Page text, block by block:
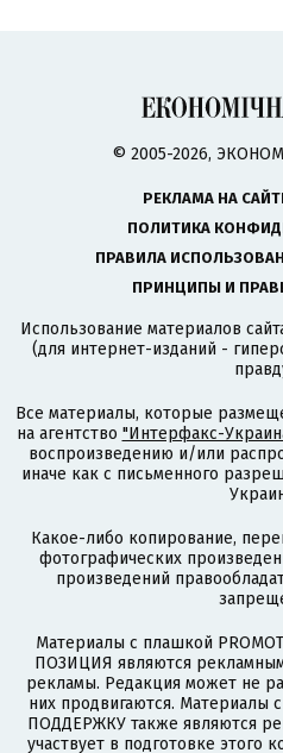
© 2005-2026,
РЕКЛАМА НА
ПОЛИТИКА
ПРАВИЛА
ПРИНЦИПЫ И
Использование материалов
(для интернет-изданий -
Все материалы, которые
на агентство "Интерфакс-
воспроизведению и/или
иначе как с письменного
Какое-либо копирование,
фотографических
произведений
Материалы с плашкой
ПОЗИЦИЯ являются
рекламы. Редакция может не
них продвигаются.
ПОДДЕРЖКУ также являются
участвует в подготовке этого